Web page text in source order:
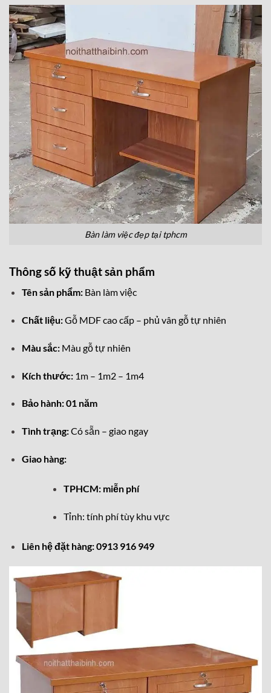
Bàn làm việc đẹp tại tphcm
Thông số kỹ thuật sản phẩm
Tên sản phẩm:Bàn làm việc
Chất liệu:Gỗ MDF cao cấp – phủ vân gỗ tự nhiên
Màu sắc:Màu gỗ tự nhiên
Kích thước:1m – 1m2 – 1m4
Bảo hành:01 năm
Tình trạng:Có sẵn – giao ngay
Giao hàng:
TPHCM: miễn phí
Tỉnh: tính phí tùy khu vực
Liên hệ đặt hàng:0913 916 949